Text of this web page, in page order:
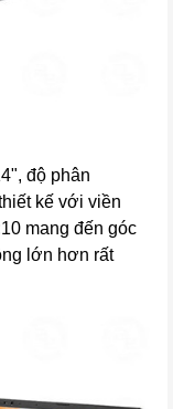
độ phân
kế với viền
mang đến góc
lớn hơn rất